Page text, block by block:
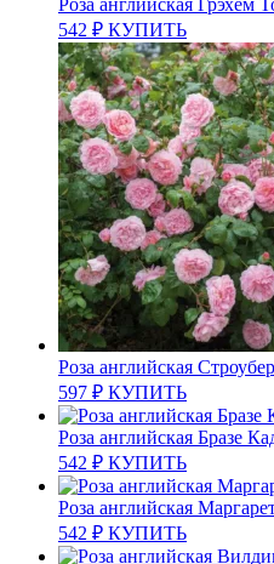
Роза английская Грэхем
542 ₽ КУПИТЬ
Роза английская
597 ₽ КУПИТЬ
Роза английская Бразе
542 ₽ КУПИТЬ
Роза английская
542 ₽ КУПИТЬ